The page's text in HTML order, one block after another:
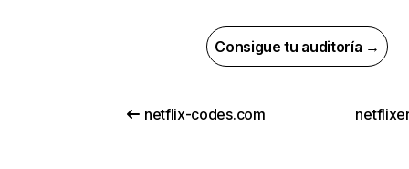
Consigue tu auditoría →
netflix-codes.com